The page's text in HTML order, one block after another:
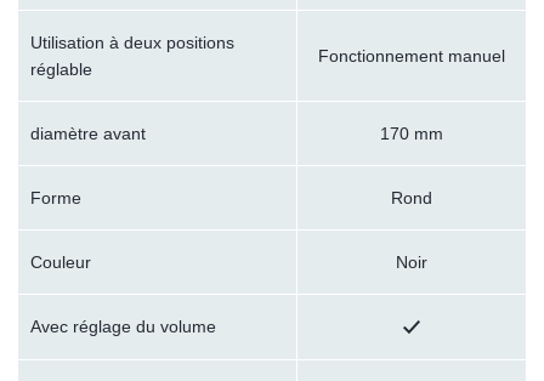
Utilisation à deux positions
réglable
Fonctionnement manuel
diamètre avant 170 mm
Forme Rond
Couleur Noir
Avec réglage du volume